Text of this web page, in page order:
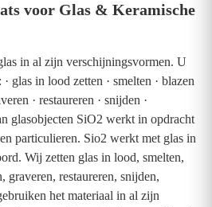
voor Glas & Keramische
in al zijn verschijningsvormen. U
glas in lood zetten · smelten · blazen
· restaureren · snijden ·
glasobjecten SiO2 werkt in opdracht
particulieren. Sio2 werkt met glas in
Wij zetten glas in lood, smelten,
graveren, restaureren, snijden,
het materiaal in al zijn